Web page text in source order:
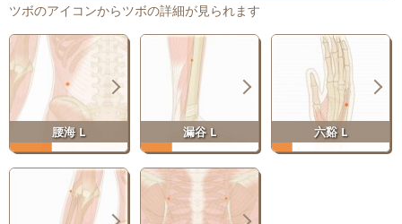
ツボのアイコンからツボの詳細が見られます
腰海 L 漏谷 L 六谿 L